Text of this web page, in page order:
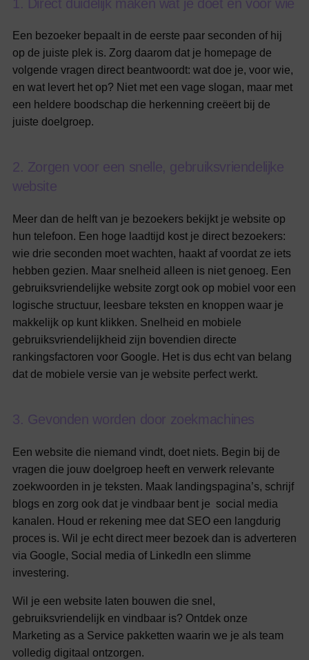
1 . Direct duidelijk maken wat je doet en voor wie
Een bezoeker bepaalt in de eerste paar seconden of hij
op de juiste plek is. Zorg daarom dat je homepage de
volgende vragen direct beantwoordt: wat doe je, voor wie,
en wat levert het op? Niet met een vage slogan, maar met
een heldere boodschap die herkenning creëert bij de
juiste doelgroep.
2. Zorgen voor een sne e, ge bruiksvriend e ijke
we bsite
Meer dan de helft van je bezoekers bekijkt je website op
hun telefoon. Een hoge laadtijd kost je direct bezoekers:
wie drie seconden moet wachten, haakt af voordat ze iets
hebben gezien. Maar snelheid alleen is niet genoeg. Een
gebruiksvriendelijke website zorgt ook op mobiel voor een
logische structuur, leesbare teksten en knoppen waar je
makkelijk op kunt klikken. Snelheid en mobiele
gebruiksvriendelijkheid zijn bovendien directe
rankingsfactoren voor Google. Het is dus echt van belang
dat de mobiele versie van je website perfect werkt.
3. Gevond en word en d oor zoekmac hines
Een website die niemand vindt, doet niets. Begin bij de
vragen die jouw doelgroep heeft en verwerk relevante
zoekwoorden in je teksten. Maak landingspagina’s, schrijf
blogs en zorg ook dat je vindbaar bent je social media
kanalen. Houd er rekening mee dat SEO een langdurig
proces is. Wil je echt direct meer bezoek dan is adverteren
via Google, Social media of LinkedIn een slimme
investering.
Wil je een website laten bouwen die snel,
gebruiksvriendelijk en vindbaar is? Ontdek onze
Marketing as a Service pakketten waarin we je als team
volledig digitaal ontzorgen.